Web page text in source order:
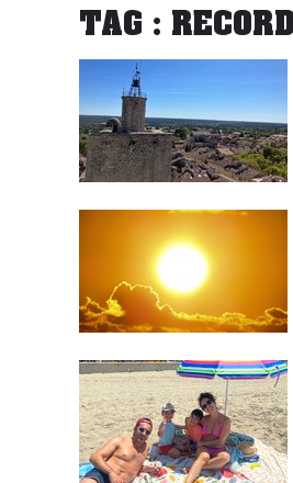
TAG :